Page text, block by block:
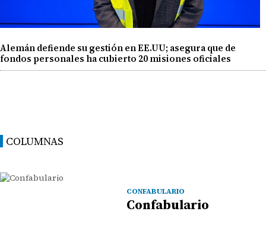
Alemán defiende su gestión en EE.UU; asegura que de
fondos personales ha cubierto 20 misiones oficiales
COLUMNAS
CONFABULARIO
Confabulario